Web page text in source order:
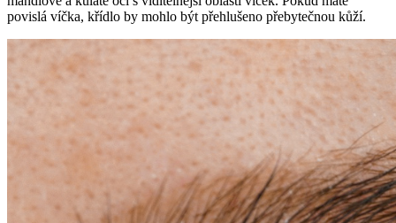
povislá víčka, křídlo by mohlo být přehlušeno přebytečnou kůží.